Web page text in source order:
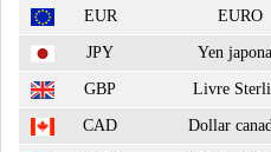
EUR EURO
JPY Yen
GBP Livre
CAD Dollar